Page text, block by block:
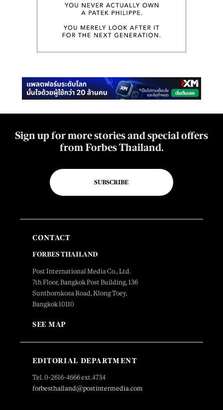
Sign up for more stories and special offers
from Forbes Thailand.
SUBSCRIBE
CONTACT
FORBES THAILAND
Post International Media Co., Ltd.
7th Floor, Bangkok Post Building, 136
Sunthornkosa Road, Klong Toey,
Bangkok 10110
SEE MAP
EDITORIAL DEPARTMENT
Tel. 0-2616-4666 ext.4734
forbesthailand@postintermedia.com